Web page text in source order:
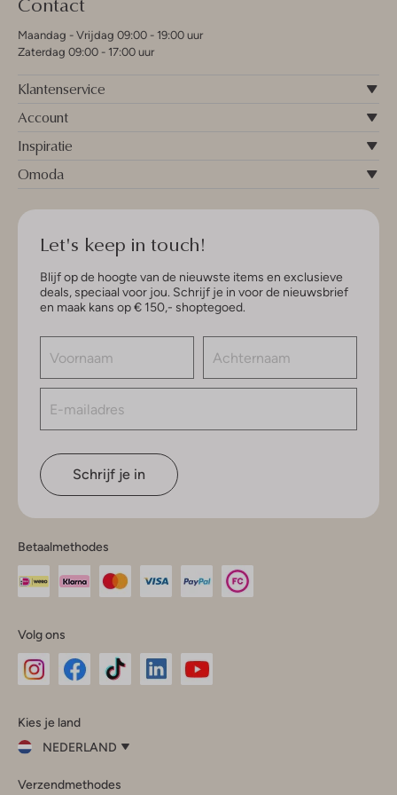
Maandag - Vrijdag 09:00 - 19:00 uur
Zaterdag 09:00 - 17:00 uur
Klantenservice
Account
Inspiratie
Omoda
Let's keep in touch!
Blijf op de hoogte van de nieuwste items en exclusieve
deals, speciaal voor jou. Schrijf je in voor de nieuwsbrief
en maak kans op € 150,- shoptegoed.
Schrijf je in
Betaalmethodes
Volg ons
InstagramFacebook
Kies je land
NEDERLAND
je
Verzendmethodes